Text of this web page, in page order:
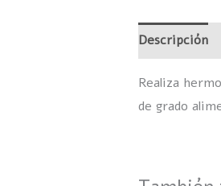
Descripción
Realiza
de grado